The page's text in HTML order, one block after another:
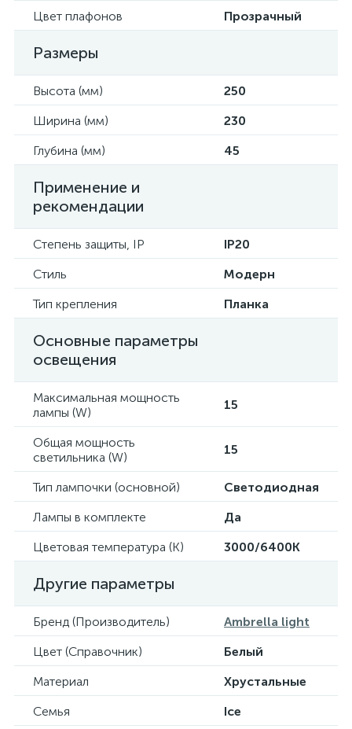
Цвет плафонов Прозрачный
Размеры
Высота (мм)
250
Ширина (мм)
230
Глубина (мм)
45
Применение и
рекомендации
Степень защиты, IP
IP20
Стиль
Модерн
Тип крепления
Планка
Основные параметры
освещения
Максимальная мощность
лампы (W)
15
Общая мощность
светильника (W)
15
Тип лампочки (основной)
Светодиодная
Лампы в комплекте
Да
Цветовая температура (К)
3000/6400K
Другие параметры
Бренд (Производитель)
Ambrella light
Цвет (Справочник)
Белый
Материал
Хрустальные
Семья
Ice